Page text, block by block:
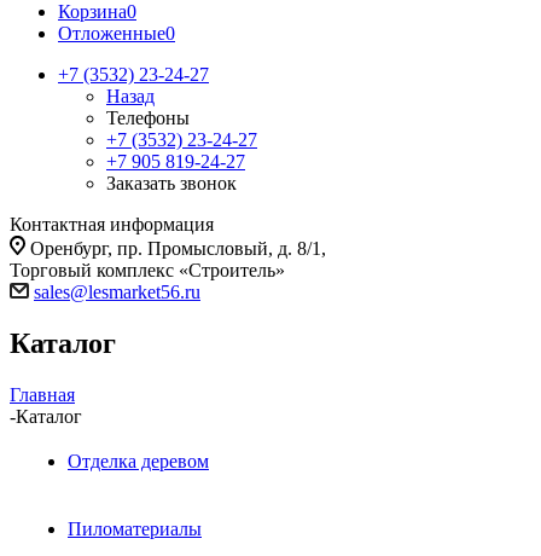
Корзина0
Отложенные0
+7 (3532) 23-24-27
Назад
Телефоны
+7 (3532) 23-24-27
+7 905 819-24-27
Заказать звонок
Контактная информация
Оренбург, пр. Промысловый, д. 8/1,
Торговый комплекс «Строитель»
sales@lesmarket56.ru
Каталог
Главная
-Каталог
Отделка деревом
Пиломатериалы